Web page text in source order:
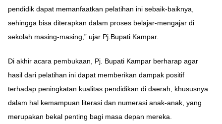
pendidik dapat memanfaatkan pelatihan ini sebaik-baiknya,
sehingga bisa diterapkan dalam proses belajar-mengajar di
sekolah masing-masing,” ujar Pj.Bupati Kampar.
Di akhir acara pembukaan, Pj. Bupati Kampar berharap agar
hasil dari pelatihan ini dapat memberikan dampak positif
terhadap peningkatan kualitas pendidikan di daerah, khususnya
dalam hal kemampuan literasi dan numerasi anak-anak, yang
merupakan bekal penting bagi masa depan mereka.